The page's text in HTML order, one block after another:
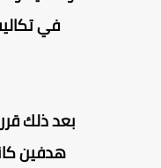
في
هدفين